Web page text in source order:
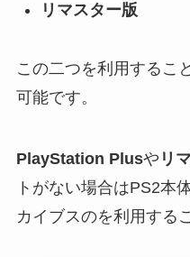
リマスター版
この二つを利用するこ
可能です。
PlayStation Plusや リ
トがない場合はPS2本
カイブスのを利用する